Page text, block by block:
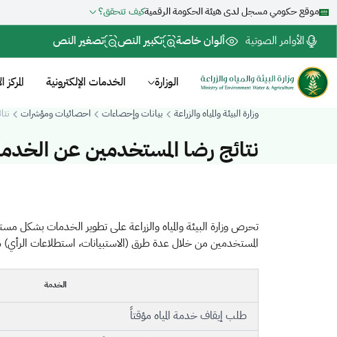
موقع حكومي مسجل لدى هيئة الحكومة الرقميةكيف تتحقق؟
الأوامر الصوتية ألوان خاصة تكبير النص تصغير النص
الوزارة الخدمات الإلكترونية
وزارة البيئة والمياه والزراعة بيانات وإحصاءات احصائيات ومؤشرات
نتائج رضا المستخدمين عن
تحرص وزارة البيئة والمياه والزراعة على تطوير الخدمات بشكل
المستخدمين من خلال عدة طرق (الاستبيانات، استطلاعات الرأي)
الخدمة
طلب إيقاف خدمة المياه مؤقتاً